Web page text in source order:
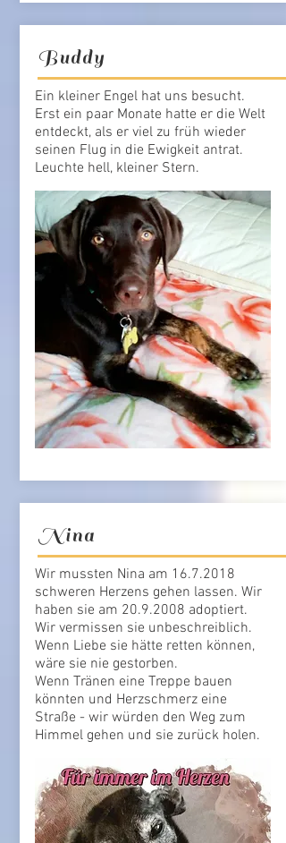
Buddy
Ein kleiner Engel hat uns besucht.
Erst ein paar Monate hatte er die Welt
entdeckt, als er viel zu früh wieder
seinen Flug in die Ewigkeit antrat.
Leuchte hell, kleiner Stern.
Nina
Wir mussten Nina am 16.7.2018
schweren Herzens gehen lassen. Wir
haben sie am 20.9.2008 adoptiert.
Wir vermissen sie unbeschreiblich.
Wenn Liebe sie hätte retten können,
wäre sie nie gestorben.
Wenn Tränen eine Treppe bauen
könnten und Herzschmerz eine
Straße - wir würden den Weg zum
Himmel gehen und sie zurück holen.